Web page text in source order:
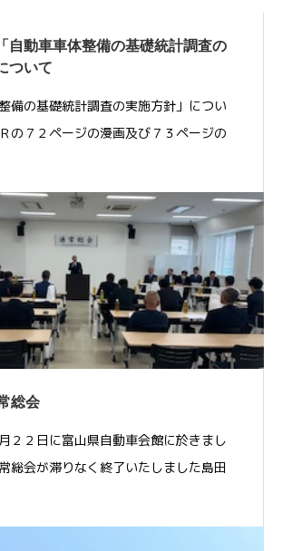
自動車車体整備の基礎統計調査の
ついて
備の基礎統計調査の実施方針」につい
の７２ページの漫画及び７３ページの
総会
２２日に富山県自動車会館に於きまし
総会が滞りなく終了いたしました島田